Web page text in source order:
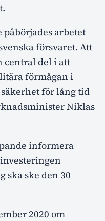
arbetet
försvaret. Att
central del i att
förmågan i
för lång tid
Niklas
informera
ska ske den 30
2020 om